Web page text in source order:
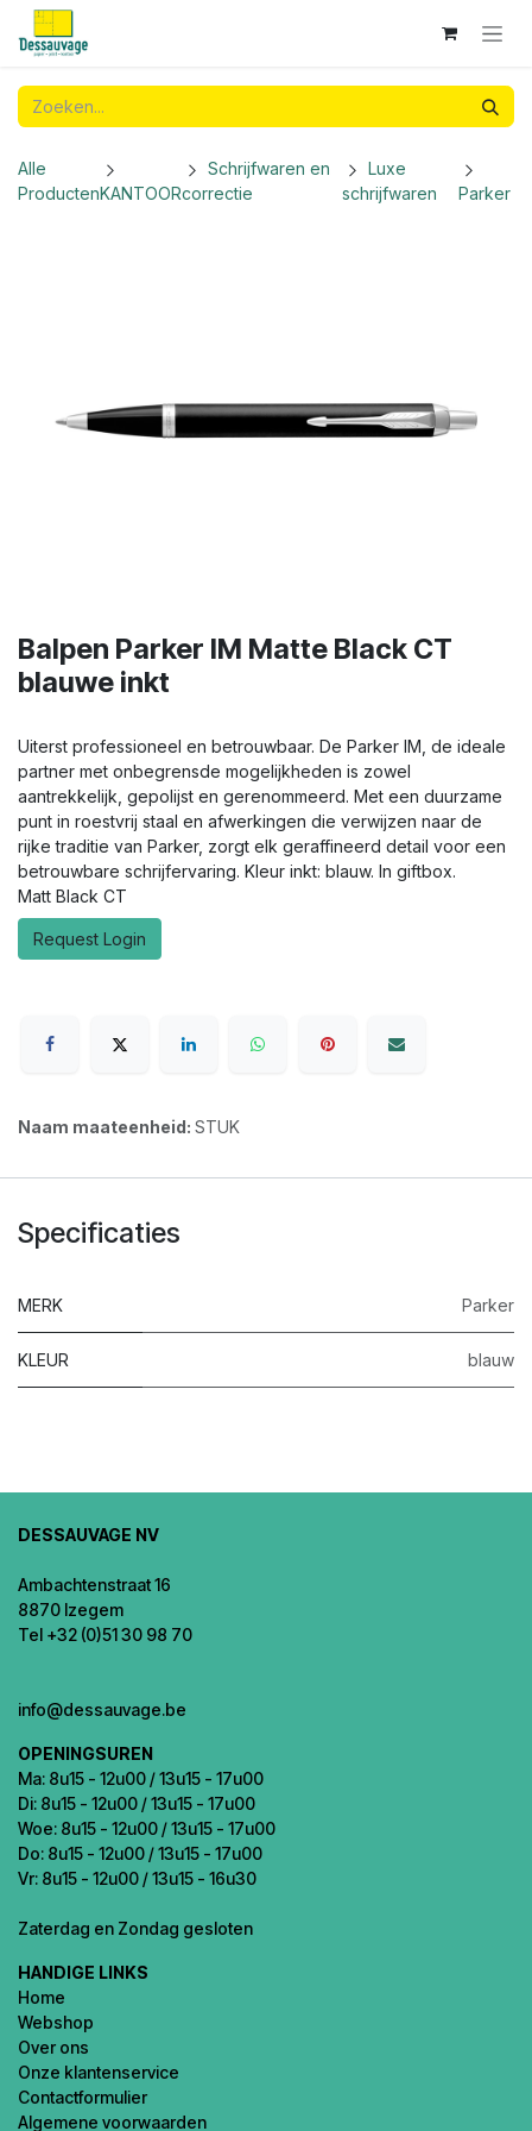
Overslaan naar inhoud
Alle
ProductenKANTOOR
Schrijfwaren en
correctie
Luxe
schrijfwaren
Parker
Balpen Parker IM Matte Black CT
blauwe inkt
Uiterst professioneel en betrouwbaar. De Parker IM, de ideale
partner met onbegrensde mogelijkheden is zowel
aantrekkelijk, gepolijst en gerenommeerd. Met een duurzame
punt in roestvrij staal en afwerkingen die verwijzen naar de
rijke traditie van Parker, zorgt elk geraffineerd detail voor een
betrouwbare schrijfervaring. Kleur inkt: blauw. In giftbox.
Matt Black CT
Request Login
Naam maateenheid: STUK
Specificaties
MERK Parker
KLEUR blauw
DESSAUVAGE NV
Ambachtenstraat 16
8870 Izegem
Tel +32 (0)51 30 98 70
info@dessauvage.be
OPENINGSUREN
Ma: 8u15 - 12u00 / 13u15 - 17u00
Di: 8u15 - 12u00 / 13u15 - 17u00
Woe: 8u15 - 12u00 / 13u15 - 17u00
Do: 8u15 - 12u00 / 13u15 - 17u00
Vr: 8u15 - 12u00 / 13u15 - 16u30
Zaterdag en Zondag gesloten
HANDIGE LINKS
Home
Webshop
Over ons
Onze klantenservice
Contactformulier
Algemene voorwaarden